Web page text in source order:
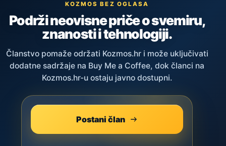
KOZMOS BEZ OGLASA
Podrži neovisne priče o svemiru,
znanosti i tehnologiji.
Članstvo pomaže održati Kozmos.hr i može uključivati
dodatne sadržaje na Buy Me a Coffee, dok članci na
Kozmos.hr-u ostaju javno dostupni.
Postani član